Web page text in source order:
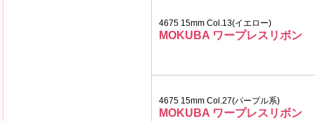
4675 15mm Col.13(イエロー)
MOKUBA ワープレスリボン
4675 15mm Col.27(パープル系)
MOKUBA ワープレスリボン